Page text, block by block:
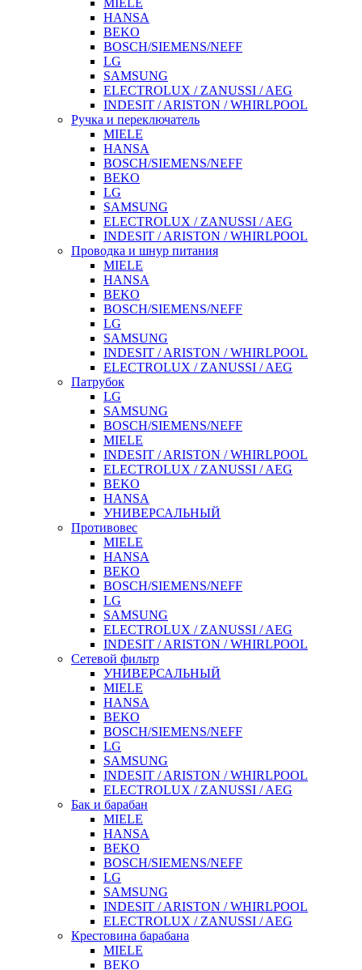
MIELE
HANSA
BEKO
BOSCH/SIEMENS/NEFF
LG
SAMSUNG
ELECTROLUX / ZANUSSI / AEG
INDESIT / ARISTON / WHIRLPOOL
Ручка и переключатель
MIELE
HANSA
BOSCH/SIEMENS/NEFF
BEKO
LG
SAMSUNG
ELECTROLUX / ZANUSSI / AEG
INDESIT / ARISTON / WHIRLPOOL
Проводка и шнур питания
MIELE
HANSA
BEKO
BOSCH/SIEMENS/NEFF
LG
SAMSUNG
INDESIT / ARISTON / WHIRLPOOL
ELECTROLUX / ZANUSSI / AEG
Патрубок
LG
SAMSUNG
BOSCH/SIEMENS/NEFF
MIELE
INDESIT / ARISTON / WHIRLPOOL
ELECTROLUX / ZANUSSI / AEG
BEKO
HANSA
УНИВЕРСАЛЬНЫЙ
Противовес
MIELE
HANSA
BEKO
BOSCH/SIEMENS/NEFF
LG
SAMSUNG
ELECTROLUX / ZANUSSI / AEG
INDESIT / ARISTON / WHIRLPOOL
Сетевой фильтр
УНИВЕРСАЛЬНЫЙ
MIELE
HANSA
BEKO
BOSCH/SIEMENS/NEFF
LG
SAMSUNG
INDESIT / ARISTON / WHIRLPOOL
ELECTROLUX / ZANUSSI / AEG
Бак и барабан
MIELE
HANSA
BEKO
BOSCH/SIEMENS/NEFF
LG
SAMSUNG
INDESIT / ARISTON / WHIRLPOOL
ELECTROLUX / ZANUSSI / AEG
Крестовина барабана
MIELE
BEKO